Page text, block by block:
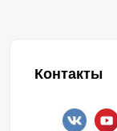
Контакты